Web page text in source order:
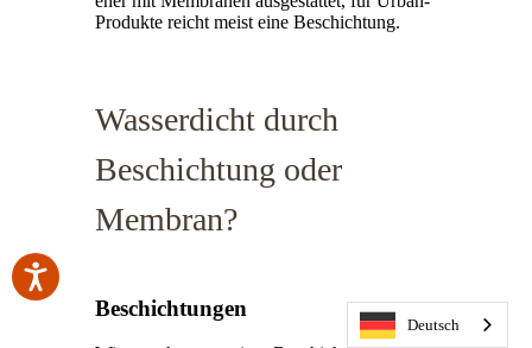
Produkte reicht meist eine Beschichtung.
Wasserdicht durch
Beschichtung oder
Membran?
Beschichtungen
Deutsch